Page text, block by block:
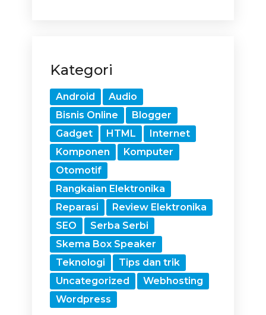
Kategori
Android
Audio
Bisnis Online
Blogger
Gadget
HTML
Internet
Komponen
Komputer
Otomotif
Rangkaian Elektronika
Reparasi
Review Elektronika
SEO
Serba Serbi
Skema Box Speaker
Teknologi
Tips dan trik
Uncategorized
Webhosting
Wordpress